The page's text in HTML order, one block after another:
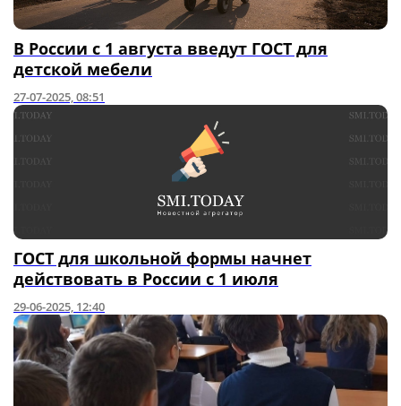
В России с 1 августа введут ГОСТ для
детской мебели
27-07-2025, 08:51
ГОСТ для школьной формы начнет
действовать в России с 1 июля
29-06-2025, 12:40